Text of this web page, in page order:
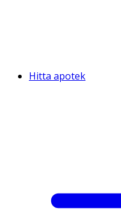
Hitta apotek